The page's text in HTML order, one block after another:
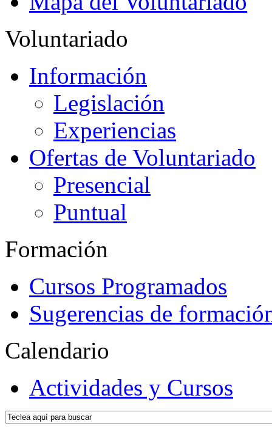
Voluntariado
Información
Legislación
Experiencias
Ofertas de Voluntariado
Presencial
Puntual
Formación
Cursos Programados
Sugerencias de
Calendario
Actividades y Cursos